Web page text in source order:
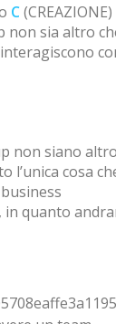
C(CREAZIONE)
non sia altro
non siano altro
l’unica cosa
in quanto